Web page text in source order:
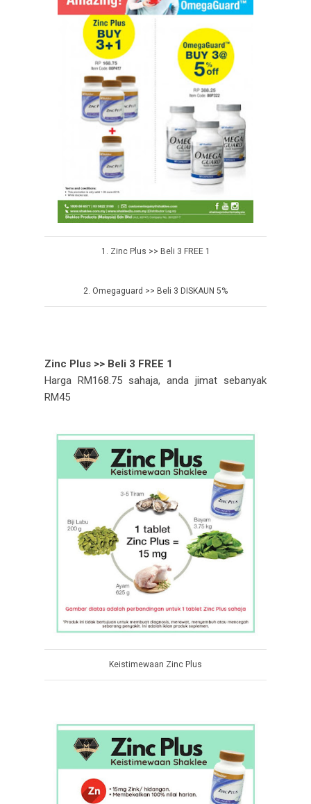
1. Zinc Plus >> Beli 3 FREE 1
2. Omegaguard >> Beli 3 DISKAUN 5%
Zinc Plus >> Beli 3 FREE 1
Harga RM168.75 sahaja, anda jimat sebanyak
RM45
Keistimewaan Zinc Plus